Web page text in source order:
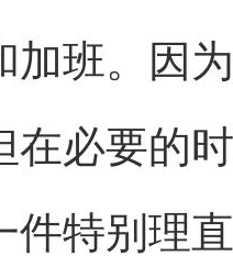
加班。因
在必要的
件特别理